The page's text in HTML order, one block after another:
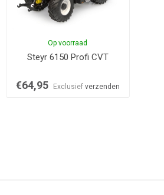
Op voorraad
Steyr 6150 Profi CVT
€64,95 Exclusief verzenden